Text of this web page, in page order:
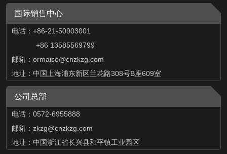
国际销售中心
电话：+86-21-50903001
+86 13585569799
邮箱： ormaise@cnzkzg.com
地址：中国上海浦东新区兰花路308号B座609室
公司总部
电话：0572-6955888
邮箱：zkzg@cnzkzg.com
地址：中国浙江省长兴县和平镇工业园区